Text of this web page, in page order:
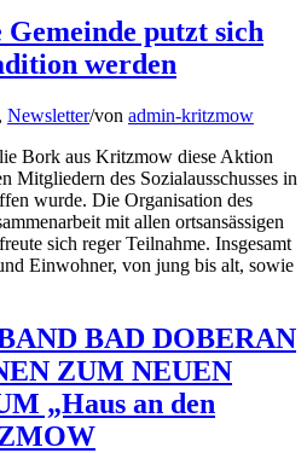
putzt sich
werden
, Newsletter/von admin-kritzmow
Bork aus Kritzmow diese Aktion
Mitgliedern des Sozialausschusses in
wurde. Die Organisation des
mit allen ortsansässigen
sich reger Teilnahme. Insgesamt
Einwohner, von jung bis alt, sowie
BAD DOBERAN
ZUM NEUEN
„Haus an den